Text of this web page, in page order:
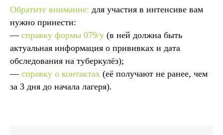
Обратите внимание: для участия в интенсиве вам
нужно принести:
— справку формы 079/у (в ней должна быть
актуальная информация о прививках и дата
обследования на туберкулёз);
— справку о контактах (её получают не ранее, чем
за 3 дня до начала лагеря).